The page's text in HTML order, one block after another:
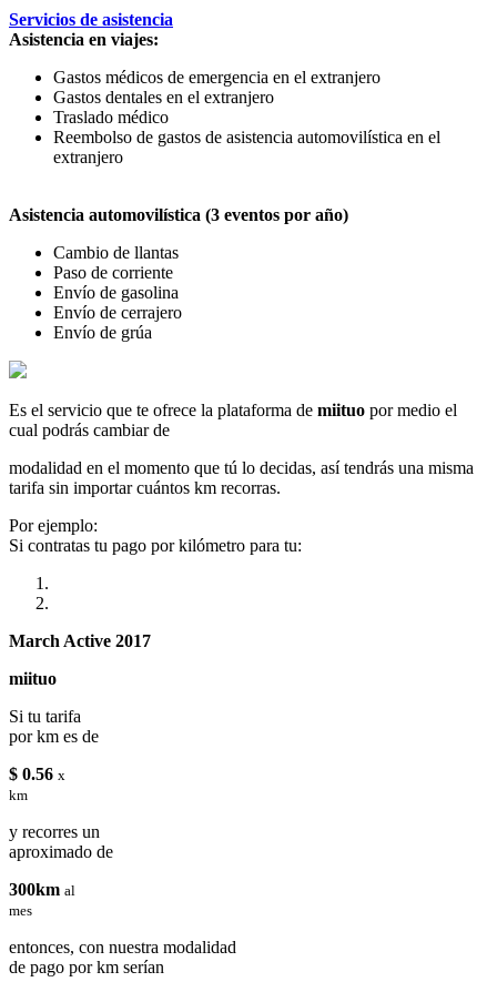
Servicios de asistencia
Asistencia en viajes:
Gastos médicos de emergencia en el extranjero
Gastos dentales en el extranjero
Traslado médico
Reembolso de gastos de asistencia automovilística en el
extranjero
Asistencia automovilística (3 eventos por año)
Cambio de llantas
Paso de corriente
Envío de gasolina
Envío de cerrajero
Envío de grúa
Es el servicio que te ofrece la plataforma de miituo por medio el
cual podrás cambiar de
modalidad en el momento que tú lo decidas, así tendrás una misma
tarifa sin importar cuántos km recorras.
Por ejemplo:
Si contratas tu pago por kilómetro para tu:
March Active 2017
miituo
Si tu tarifa
por km es de
$ 0.56 x
km
y recorres un
aproximado de
300km al
mes
entonces, con nuestra modalidad
de pago por km serían